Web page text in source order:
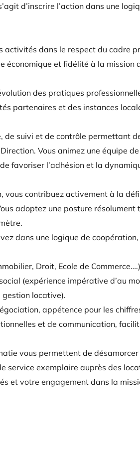
d’inscrire l’action dans une
activités dans le respect du cadre
économique et fidélité à la mission
des pratiques
partenaires et des instances
suivi et de contrôle permettant
Vous animez une équipe
favoriser l’adhésion et la
vous contribuez activement à la
adoptez une posture
dans une logique de
Droit, Ecole de
(expérience impérative d’au
gestion locative).
appétence pour les
et de communication,
vous permettent de
service exemplaire auprès des
et votre engagement dans la